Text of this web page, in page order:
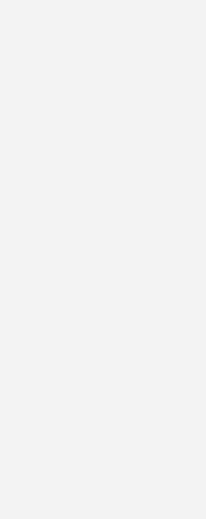
Gange
einfach nicht stoppen.
der Photovoltaik in
2024 fast 66
In Worten:
im Jahr 2000
Idee
vage Idee. Aber eine
profunder Kenntnis
war so
Zeit unter